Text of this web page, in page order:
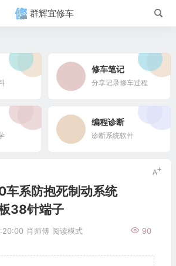
群辉宜修车
修车笔记
分享记录修车过程
编程诊断
诊断系统软件
车系防抱死制动系统
38针端子
肖师傅 90
阅读模式